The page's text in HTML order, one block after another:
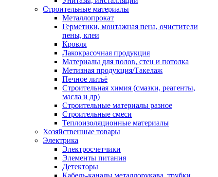
Строительные материалы
Металлопрокат
Герметики, монтажная пена, очистители
пены, клеи
Кровля
Лакокрасочная продукция
Материалы для полов, стен и потолка
Метизная продукция/Такелаж
Печное литьё
Строительная химия (смазки, реагенты,
масла и др)
Строительные материалы разное
Строительные смеси
Теплоизоляционные материалы
Хозяйственные товары
Электрика
Электросчетчики
Элементы питания
Детекторы
Кабель-каналы,металлорукава, трубки,